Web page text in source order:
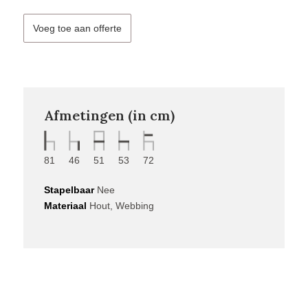
Voeg toe aan offerte
Afmetingen (in cm)
81 46 51 53 72
StapelbaarNee
Materiaal Hout, Webbing